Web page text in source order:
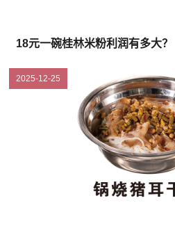
18元一碗桂林米粉利润有多大？
2025-12-25